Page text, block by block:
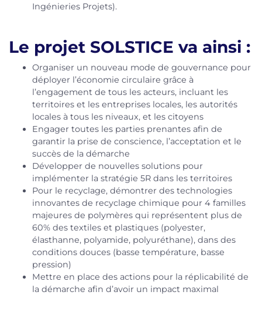
Ingénieries Projets).
Le projet SOLSTICE va ainsi :
Organiser un nouveau mode de gouvernance pour
déployer l’économie circulaire grâce à
l’engagement de tous les acteurs, incluant les
territoires et les entreprises locales, les autorités
locales à tous les niveaux, et les citoyens
Engager toutes les parties prenantes afin de
garantir la prise de conscience, l’acceptation et le
succès de la démarche
Développer de nouvelles solutions pour
implémenter la stratégie 5R dans les territoires
Pour le recyclage, démontrer des technologies
innovantes de recyclage chimique pour 4 familles
majeures de polymères qui représentent plus de
60% des textiles et plastiques (polyester,
élasthanne, polyamide, polyuréthane), dans des
conditions douces (basse température, basse
pression)
Mettre en place des actions pour la réplicabilité de
la démarche afin d’avoir un impact maximal